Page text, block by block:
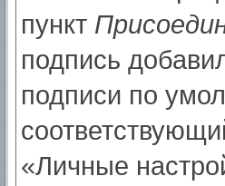
пункт
подпись
подписи по
«Личные